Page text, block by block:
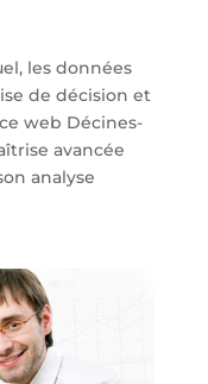
les données
de décision et
web Décines-
avancée
analyse